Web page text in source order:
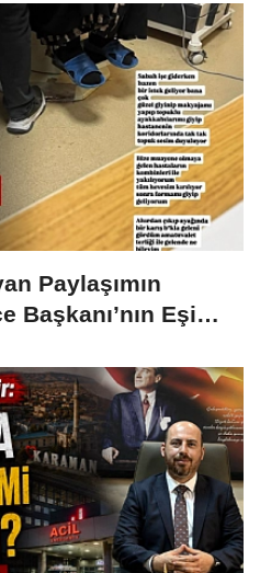
Paylaşımın
Başkanı’nın Eşi